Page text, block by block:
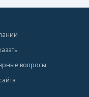
вопросы